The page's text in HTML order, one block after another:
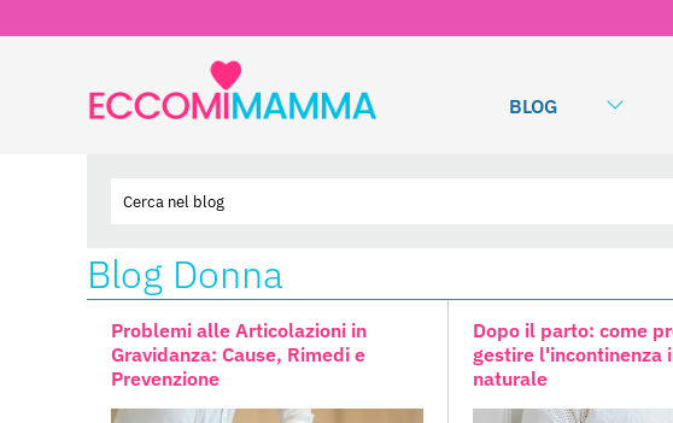
BLOG
Blog Donna
Problemi alle Articolazioni in
Gravidanza: Cause, Rimedi e
Prevenzione
Dopo il parto: come
gestire l'incontinenza
naturale